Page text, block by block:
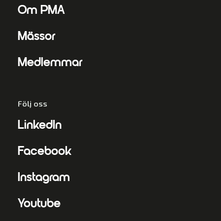
Om PMA
Mässor
Medlemmar
Följ oss
LinkedIn
Facebook
Instagram
Youtube